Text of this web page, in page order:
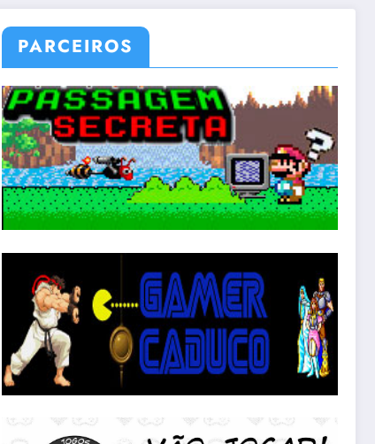
PARCEIROS